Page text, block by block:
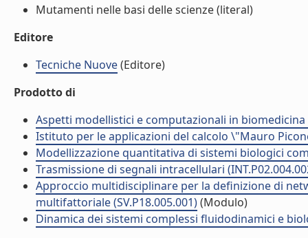
Mutamenti nelle basi delle scienze (literal)
Editore
Tecniche Nuove(Editore)
Prodotto di
Aspetti modellistici e computazionali in biomedicina
Istituto per le applicazioni del calcolo \"Mauro
Modellizzazione quantitativa di sistemi biologici
Trasmissione di segnali intracellulari
Approccio multidisciplinare per la definizione di
multifattoriale (SV.P18.005.001)(Modulo)
Dinamica dei sistemi complessi fluidodinamici e